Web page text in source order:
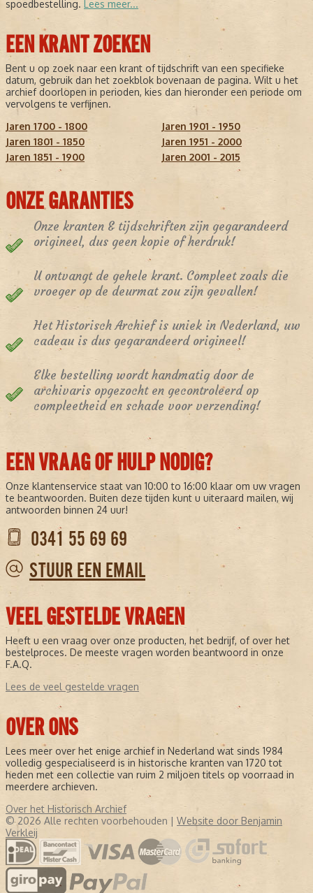
spoedbestelling. Lees meer...
EEN KRANT ZOEKEN
Bent u op zoek naar een krant of tijdschrift van een specifieke
datum, gebruik dan het zoekblok bovenaan de pagina. Wilt u het
archief doorlopen in perioden, kies dan hieronder een periode om
vervolgens te verfijnen.
Jaren 1700 - 1800
Jaren 1801 - 1850
Jaren 1851 - 1900
Jaren 1901 - 1950
Jaren 1951 - 2000
Jaren 2001 - 2015
ONZE GARANTIES
Onze kranten & tijdschriften zijn gegarandeerd
origineel, dus geen kopie of herdruk!
U ontvangt de gehele krant. Compleet zoals die
vroeger op de deurmat zou zijn gevallen!
Het Historisch Archief is uniek in Nederland, uw
cadeau is dus gegarandeerd origineel!
Elke bestelling wordt handmatig door de
archivaris opgezocht en gecontroleerd op
compleetheid en schade voor verzending!
EEN VRAAG OF HULP NODIG?
Onze klantenservice staat van 10:00 to 16:00 klaar om uw vragen
te beantwoorden. Buiten deze tijden kunt u uiteraard mailen, wij
antwoorden binnen 24 uur!
0341 55 69 69
STUUR EEN EMAIL
VEEL GESTELDE VRAGEN
Heeft u een vraag over onze producten, het bedrijf, of over het
bestelproces. De meeste vragen worden beantwoord in onze
F.A.Q.
Lees de veel gestelde vragen
OVER ONS
Lees meer over het enige archief in Nederland wat sinds 1984
volledig gespecialiseerd is in historische kranten van 1720 tot
heden met een collectie van ruim 2 miljoen titels op voorraad in
meerdere archieven.
Over het Historisch Archief
© 2026 Alle rechten voorbehouden | Website door Benjamin
Verkleij